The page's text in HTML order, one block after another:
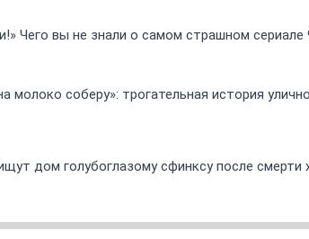
Чего вы не знали о самом страшном сериале
молоко соберу»: трогательная история
дом голубоглазому сфинксу после